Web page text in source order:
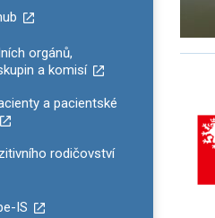
orgánů,
a komisí
a pacientské
rodičovství
IS